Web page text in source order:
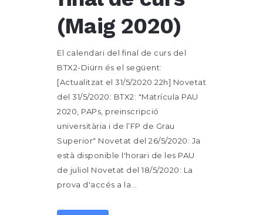
(Maig 2020)
El calendari del final de curs del
BTX2-Diürn és el següent:
[Actualitzat el 31/5/2020 22h] Novetat
del 31/5/2020: BTX2: "Matrícula PAU
2020, PAPs, preinscripció
universitària i de l’FP de Grau
Superior" Novetat del 26/5/2020: Ja
està disponible l'horari de les PAU
de juliol Novetat del 18/5/2020: La
prova d'accés a la...